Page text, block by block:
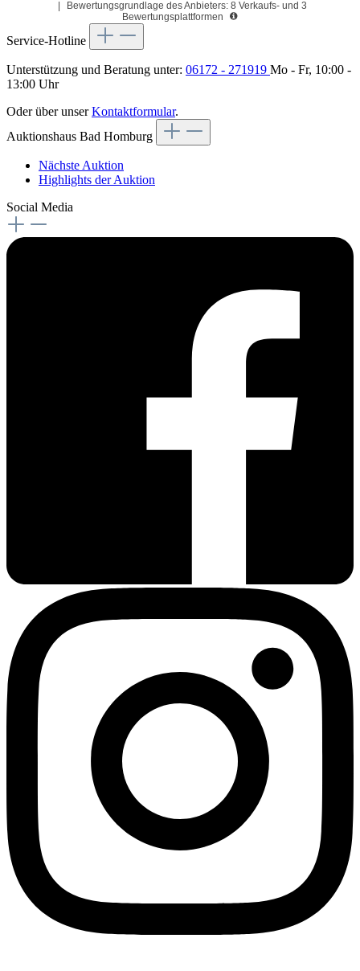
Bewertungsgrundlage des Anbieters: 8 Verkaufs- und 3
Bewertungsplattformen
Service-Hotline
Unterstützung und Beratung unter: 06172 - 271919 Mo - Fr, 10:00 -
13:00 Uhr
Oder über unserKontaktformular.
Auktionshaus Bad Homburg
Nächste Auktion
Highlights der Auktion
Social Media